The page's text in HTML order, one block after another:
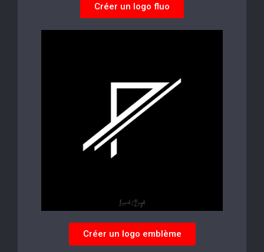
Créer un logo fluo
Créer un logo emblème